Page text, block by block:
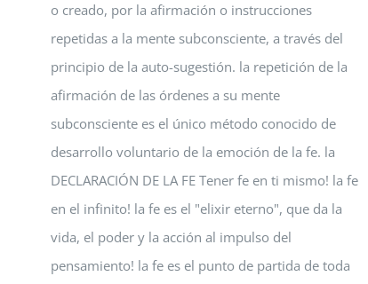
o creado, por la afirmación o instrucciones
repetidas a la mente subconsciente, a través del
principio de la auto-sugestión. la repetición de la
afirmación de las órdenes a su mente
subconsciente es el único método conocido de
desarrollo voluntario de la emoción de la fe. la
DECLARACIÓN DE LA FE Tener fe en ti mismo! la fe
en el infinito! la fe es el "elixir eterno", que da la
vida, el poder y la acción al impulso del
pensamiento! la fe es el punto de partida de toda